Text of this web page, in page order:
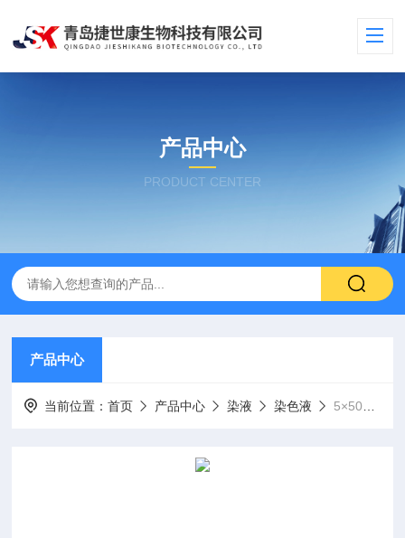
产品中心
PRODUCT CENTER
产品中心
当前位置：首页 产品中心 染液 染色液 5×50ml网状纤维染色液>改良Gomori氨银法>作用